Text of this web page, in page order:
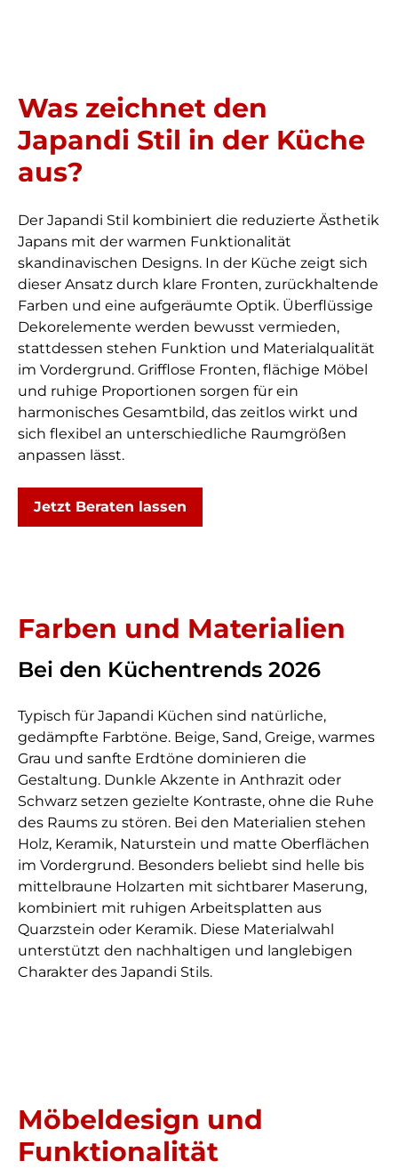
Was zeichnet den
Japandi Stil in der Küche
aus?
Der Japandi Stil kombiniert die reduzierte Ästhetik
Japans mit der warmen Funktionalität
skandinavischen Designs. In der Küche zeigt sich
dieser Ansatz durch klare Fronten, zurückhaltende
Farben und eine aufgeräumte Optik. Überflüssige
Dekorelemente werden bewusst vermieden,
stattdessen stehen Funktion und Materialqualität
im Vordergrund. Grifflose Fronten, flächige Möbel
und ruhige Proportionen sorgen für ein
harmonisches Gesamtbild, das zeitlos wirkt und
sich flexibel an unterschiedliche Raumgrößen
anpassen lässt.
Jetzt Beraten lassen
Farben und Materialien
Bei den Küchentrends 2026
Typisch für Japandi Küchen sind natürliche,
gedämpfte Farbtöne. Beige, Sand, Greige, warmes
Grau und sanfte Erdtöne dominieren die
Gestaltung. Dunkle Akzente in Anthrazit oder
Schwarz setzen gezielte Kontraste, ohne die Ruhe
des Raums zu stören. Bei den Materialien stehen
Holz, Keramik, Naturstein und matte Oberflächen
im Vordergrund. Besonders beliebt sind helle bis
mittelbraune Holzarten mit sichtbarer Maserung,
kombiniert mit ruhigen Arbeitsplatten aus
Quarzstein oder Keramik. Diese Materialwahl
unterstützt den nachhaltigen und langlebigen
Charakter des Japandi Stils.
Möbeldesign und
Funktionalität